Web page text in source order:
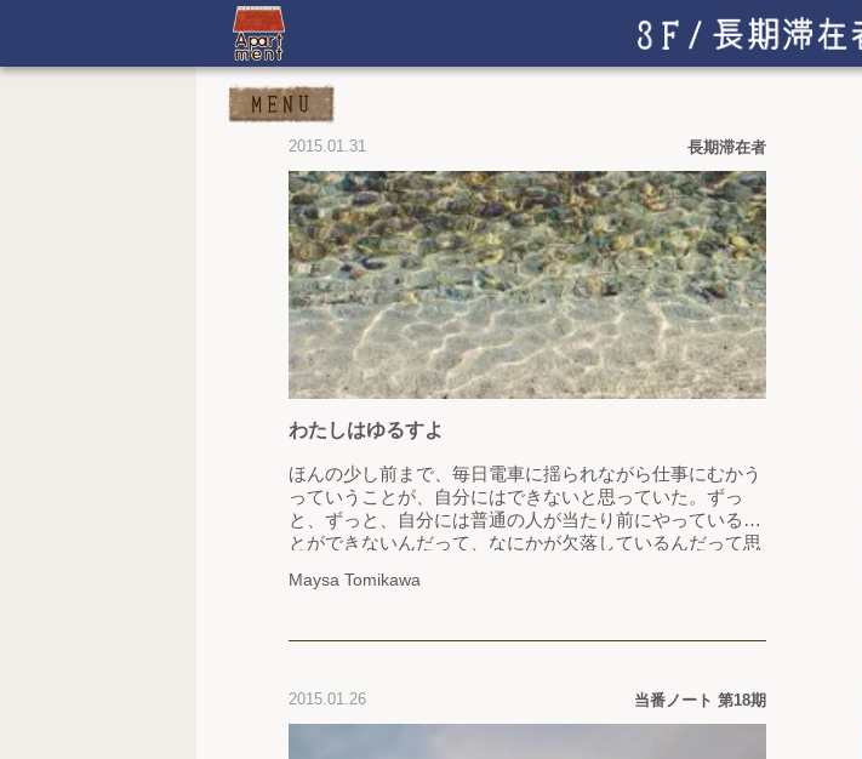
2015.01.31 長期滞在者
わたしはゆるすよ
ほんの少し前まで、毎日電車に揺られながら仕事にむかう
っていうことが、自分にはできないと思っていた。ずっ
と、ずっと、自分には普通の人が当たり前にやっているこ
とができないんだって、なにかが欠落しているんだって思
ことが自分の当たり前になっている。今の自分には、ほん
Maysa Tomikawa
2015.01.26 当番ノート 第18期